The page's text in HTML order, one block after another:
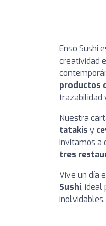
Enso Sushi
creatividad
productos
trazabilidad
Nuestra
tatakis y
invitamos a
tres
Vive un día
Sushi, ideal